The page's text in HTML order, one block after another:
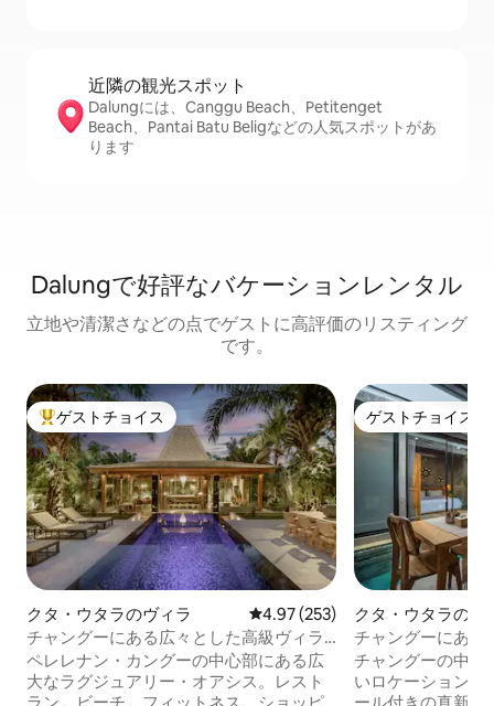
近隣の観光ス⁠ポ⁠ッ⁠ト
Dalungには、Canggu Beach、Petitenget
Beach、Pantai Batu Beligなどの人気スポットがあ
ります
Dalungで好評なバケーションレンタル
立地や清潔さなどの点でゲストに高評価のリスティング
です。
大好評のゲストチョイスです。
ゲストチョイス
クタ・ウタラのヴィラ レビュー253件、5つ星中4.97つ
4.97 (253)
チャングーにある広々とした高級ヴィラ
での滞在（ビーチ＆エンターテイメン
ト）
ペレレナン・カングーの中心部にある広
大なラグジュアリー・オアシス。レスト
ゲストチョイス
ゲストチョイス
クタ・ウタラのヴ
チャングーにある
ヴィラ（専用プー
チャングーの中心
いロケーションに